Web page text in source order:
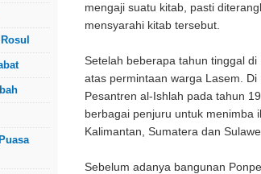
mengaji suatu kitab, pasti
mensyarahi kitab tersebut.
Setelah beberapa tahun tinggal
atas permintaan warga Lasem.
Pesantren al-Ishlah pada tahun
berbagai penjuru untuk menimba
Kalimantan, Sumatera dan
Sebelum adanya bangunan